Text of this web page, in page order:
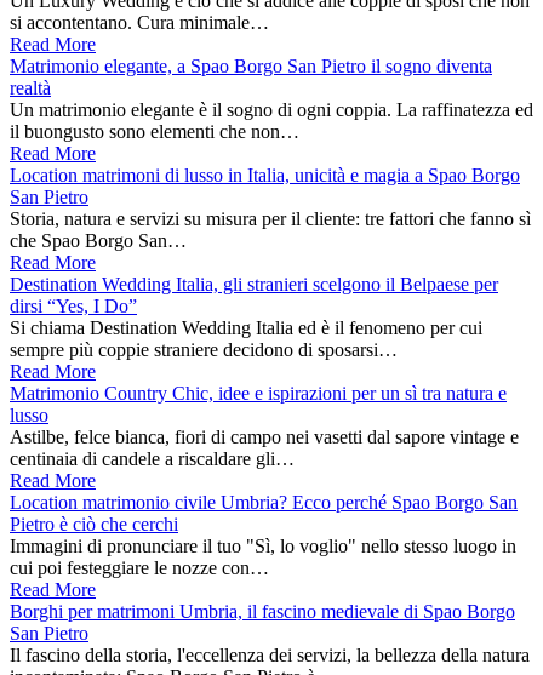
si accontentano. Cura minimale…
Read More
Matrimonio elegante, a Spao Borgo San Pietro il sogno diventa
realtà
Un matrimonio elegante è il sogno di ogni coppia. La raffinatezza ed
il buongusto sono elementi che non…
Read More
Location matrimoni di lusso in Italia, unicità e magia a Spao Borgo
San Pietro
Storia, natura e servizi su misura per il cliente: tre fattori che fanno sì
che Spao Borgo San…
Read More
Destination Wedding Italia, gli stranieri scelgono il Belpaese per
dirsi “Yes, I Do”
Si chiama Destination Wedding Italia ed è il fenomeno per cui
sempre più coppie straniere decidono di sposarsi…
Read More
Matrimonio Country Chic, idee e ispirazioni per un sì tra natura e
lusso
Astilbe, felce bianca, fiori di campo nei vasetti dal sapore vintage e
centinaia di candele a riscaldare gli…
Read More
Location matrimonio civile Umbria? Ecco perché Spao Borgo San
Pietro è ciò che cerchi
Immagini di pronunciare il tuo "Sì, lo voglio" nello stesso luogo in
cui poi festeggiare le nozze con…
Read More
Borghi per matrimoni Umbria, il fascino medievale di Spao Borgo
San Pietro
Il fascino della storia, l'eccellenza dei servizi, la bellezza della natura